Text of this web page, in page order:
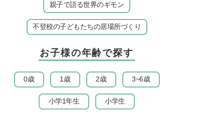
親子で語る世界のギモン
不登校の子どもたちの居場所づくり
お子様の年齢で探す
0歳 1歳 2歳 3~6歳
小学1年生 小学生